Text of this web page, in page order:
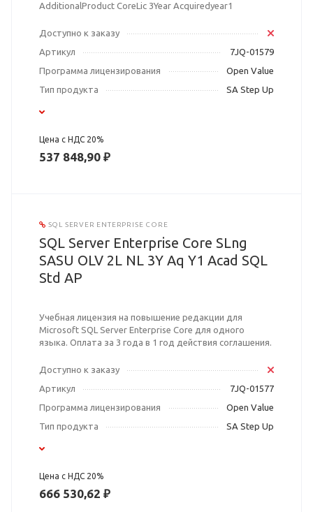
AdditionalProduct CoreLic 3Year Acquiredyear1
Доступно к заказу
Артикул
7JQ-01579
Программа лицензирования
Open Value
Тип продукта
SA Step Up
Цена с НДС 20%
537 848,90 ₽
SQL SERVER ENTERPRISE CORE
SQL Server Enterprise Core SLng
SASU OLV 2L NL 3Y Aq Y1 Acad SQL
Std AP
Учебная лицензия на повышение редакции для
Microsoft SQL Server Enterprise Core для одного
языка. Оплата за 3 года в 1 год действия соглашения.
Доступно к заказу
Артикул
7JQ-01577
Программа лицензирования
Open Value
Тип продукта
SA Step Up
Цена с НДС 20%
666 530,62 ₽